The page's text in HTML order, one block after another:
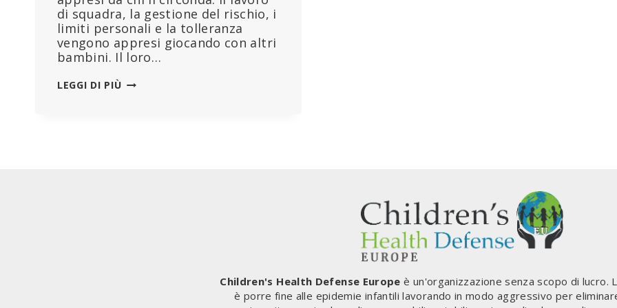
di squadra, la gestione del rischio, i
limiti personali e la tolleranza
vengono appresi giocando con altri
bambini. Il loro…
LEGGI DI PIÙCOSA
Children's Health Defense Europe è un'organizzazione senza scopo di lucro.
è porre fine alle epidemie infantili lavorando in modo aggressivo per